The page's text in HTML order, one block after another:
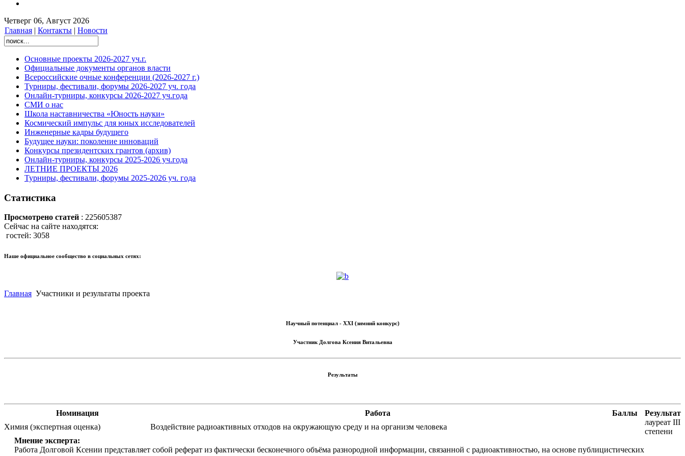
Четверг 06, Август 2026
Главная | Контакты | Новости
Основные проекты 2026-2027 уч.г.
Официальные документы органов власти
Всероссийские очные конференции (2026-2027 г.)
Турниры, фестивали, форумы 2026-2027 уч. года
Онлайн-турниры, конкурсы 2026-2027 уч.года
СМИ о нас
Школа наставничества «Юность науки»
Космический импульс для юных исследователей
Инженерные кадры будущего
Будущее науки: поколение инноваций
Конкурсы президентских грантов (архив)
Онлайн-турниры, конкурсы 2025-2026 уч.года
ЛЕТНИЕ ПРОЕКТЫ 2026
Турниры, фестивали, форумы 2025-2026 уч. года
Статистика
Просмотрено статей : 225605387
Сейчас на сайте находятся:
гостей: 3058
Наше официальное сообщество в социальных сетях:
Главная Участники и результаты проекта
Научный потенциал - XXI (зимний конкурс)
Участник Долгова Ксения Витальевна
Результаты
Номинация Работа Баллы
Результат
Химия (экспертная оценка)
Воздействие радиоактивных отходов на окружающую среду и на организм человека
лауреат III
степени
Мнение эксперта:
Работа Долговой Ксении представляет собой реферат из фактически бесконечного объёма разнородной информации, связанной с радиоактивностью, на основе публицистических